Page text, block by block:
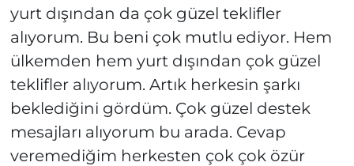
yurt dışından da çok güzel teklifler
alıyorum. Bu beni çok mutlu ediyor. Hem
ülkemden hem yurt dışından çok güzel
teklifler alıyorum. Artık herkesin şarkı
beklediğini gördüm. Çok güzel destek
mesajları alıyorum bu arada. Cevap
veremediğim herkesten çok çok özür